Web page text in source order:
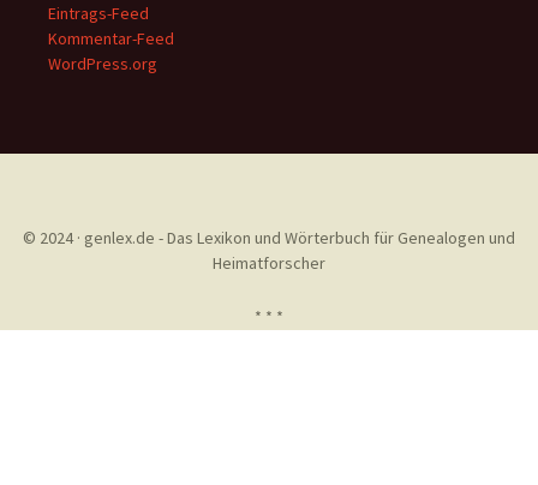
Eintrags-Feed
Kommentar-Feed
WordPress.org
© 2024 · genlex.de - Das Lexikon und Wörterbuch für Genealogen und
Heimatforscher
* * *